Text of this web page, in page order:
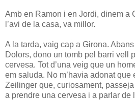
Amb en Ramon i en Jordi, dinem a
l’avi de la casa, va millor.
A la tarda, vaig cap a Girona.
Dolors, dono un tomb pel barri vell
cervesa. Tot d’una veig que un
em saluda. No m’havia adonat que
Zeilinger que, curiosament,
a prendre una cervesa i a parlar de